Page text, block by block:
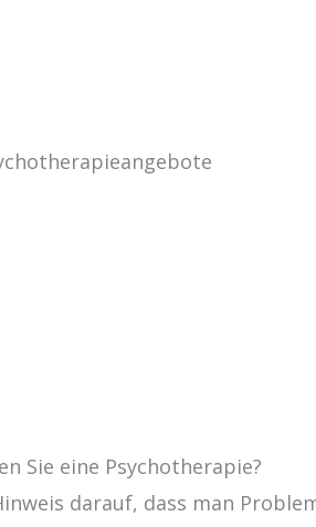
Sie eine Psychotherapie?
darauf, dass man